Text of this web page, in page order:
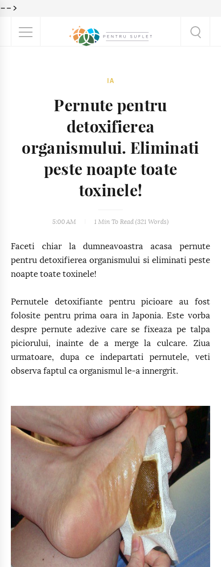
-->
IA
Pernute pentru
detoxifierea
organismului. Eliminati
peste noapte toate
toxinele!
5:00 AM 1 Min To Read (321 Words)
Faceti chiar la dumneavoastra acasa pernute
pentru detoxifierea organismului si eliminati peste
noapte toate toxinele!
Pernutele detoxifiante pentru picioare au fost
folosite pentru prima oara in Japonia. Este vorba
despre pernute adezive care se fixeaza pe talpa
piciorului, inainte de a merge la culcare. Ziua
urmatoare, dupa ce indepartati pernutele, veti
observa faptul ca organismul le-a innergrit.